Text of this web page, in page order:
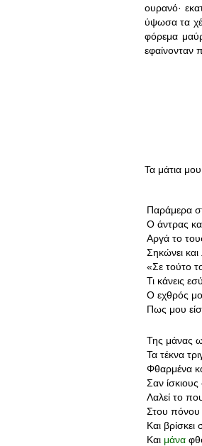
ουρανό·
ύψωσα τα
φόρεμα
εφαίνονταν
Τα μάτια
Παράμερα
Ο άντρας και
Αργά το
Σηκώνει και
«Σε τούτο
Τι κάνεις
Ο εχθρός
Πως μου
Της μάνας
Τα τέκνα
Φθαρμένα
Σαν ίσκιους
Λαλεί το
Στου πόνου
Και βρίσκει
Και μάνα